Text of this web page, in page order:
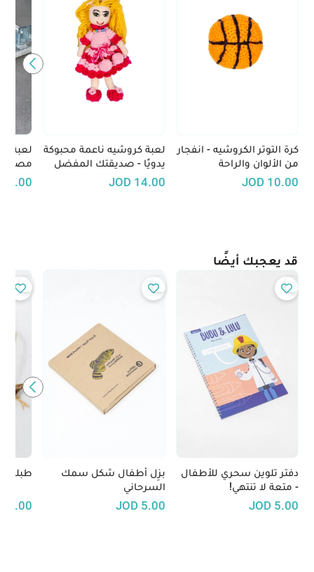
كرة التوتر الكروشيه - انفجار
من الألوان والراحة
10.00
JOD
لعبة كروشيه ناعمة محبوكة
يدويًا - صديقتك المفضل
الجديد
14.00
JOD
لعبة
قد يعجبك أيضًا
دفتر تلوين سحري للأطفال
- متعة لا تنتهي!
5.00
JOD
بزِل أطفال شكل سمك
السرحاني
5.00
JOD
طبلة
4.00